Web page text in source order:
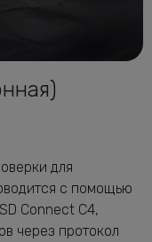
для
с помощью
Connect C4,
через протокол